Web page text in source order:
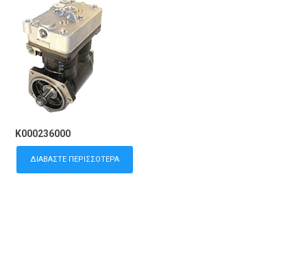
K000236000
ΔΙΑΒΆΣΤΕ ΠΕΡΙΣΣΌΤΕΡΑ